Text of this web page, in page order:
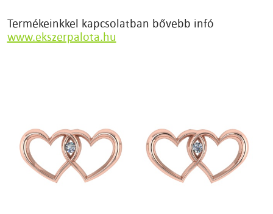
Termékeinkkel kapcsolatban bővebb infó
www.ekszerpalota.hu